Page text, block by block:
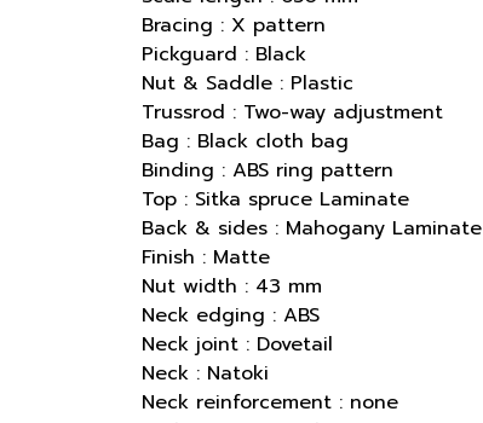
Bracing : X pattern
Pickguard : Black
Nut & Saddle : Plastic
Trussrod : Two-way adjustment
Bag : Black cloth bag
Binding : ABS ring pattern
Top : Sitka spruce Laminate
Back & sides : Mahogany Laminate
Finish : Matte
Nut width : 43 mm
Neck edging : ABS
Neck joint : Dovetail
Neck : Natoki
Neck reinforcement : none